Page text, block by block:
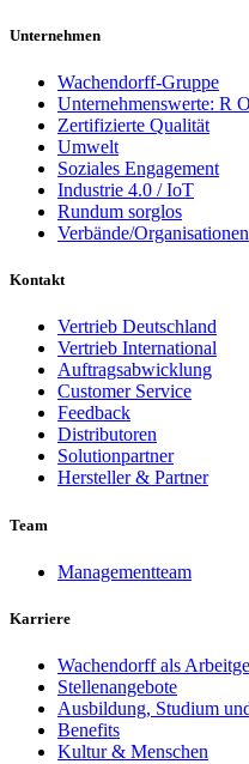
Unternehmen
Wachendorff-Gruppe
Unternehmenswerte: R
Zertifizierte Qualität
Umwelt
Soziales Engagement
Industrie 4.0 / IoT
Rundum sorglos
Verbände/Organisationen
Kontakt
Vertrieb Deutschland
Vertrieb International
Auftragsabwicklung
Customer Service
Feedback
Distributoren
Solutionpartner
Hersteller & Partner
Team
Managementteam
Karriere
Wachendorff als
Stellenangebote
Ausbildung, Studium
Benefits
Kultur & Menschen